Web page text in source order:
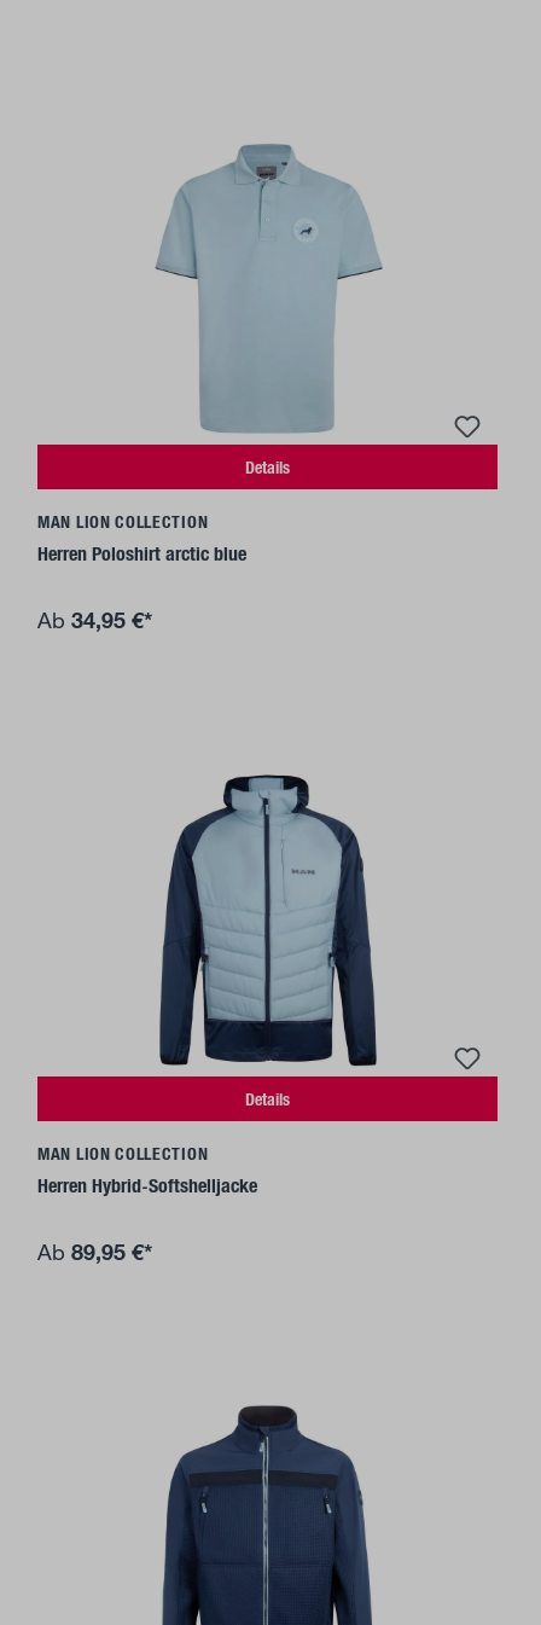
Details
MAN LION COLLECTION
Herren Poloshirt arctic blue
Ab 34,95 €*
Details
MAN LION COLLECTION
Herren Hybrid-Softshelljacke
Ab 89,95 €*